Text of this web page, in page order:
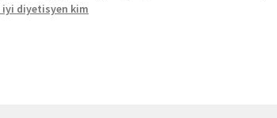
iyi diyetisyen kim